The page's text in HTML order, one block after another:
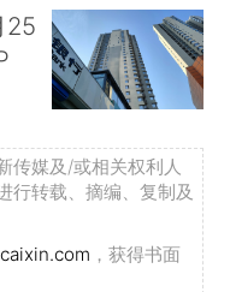
25
传媒及/或相关权利人
行转载、摘编、复制及
，获得书面